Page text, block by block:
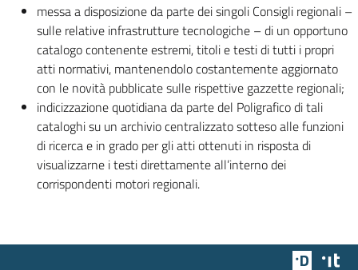
messa a disposizione da parte dei singoli Consigli regionali –
sulle relative infrastrutture tecnologiche – di un opportuno
catalogo contenente estremi, titoli e testi di tutti i propri
atti normativi, mantenendolo costantemente aggiornato
con le novità pubblicate sulle rispettive gazzette regionali;
indicizzazione quotidiana da parte del Poligrafico di tali
cataloghi su un archivio centralizzato sotteso alle funzioni
di ricerca e in grado per gli atti ottenuti in risposta di
visualizzarne i testi direttamente all’interno dei
corrispondenti motori regionali.
Team